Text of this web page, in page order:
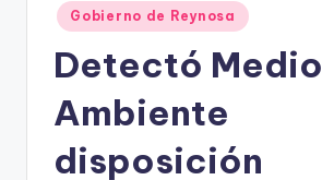
Publicado
en
Gobierno de Reynosa
Detectó Medio
Ambiente
disposición